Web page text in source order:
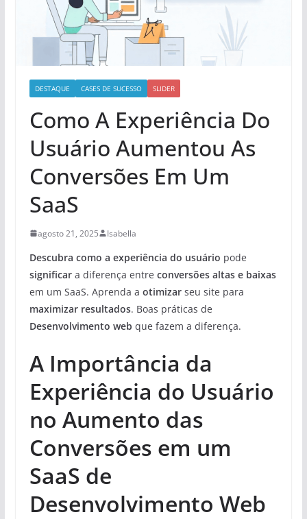
DESTAQUE CASES DE SUCESSO SLIDER
Como A Experiência Do
Usuário Aumentou As
Conversões Em Um
SaaS
agosto 21, 2025 Isabella
Descubra como a experiência do usuário pode
significara diferença entre conversões altas e baixas
em um SaaS. Aprenda a otimizarseu site para
maximizar resultados. Boas práticas de
Desenvolvimento web que fazem a diferença.
A Importância da
Experiência do Usuário
no Aumento das
Conversões em um
SaaS de
Desenvolvimento Web